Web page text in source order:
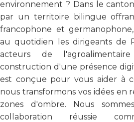
environnement ? Dans le
par un territoire bilingue
francophone et
au quotidien les dirigeants de
acteurs de
construction d'une présence
est conçue pour vous aider à
nous transformons vos idées en
zones d'ombre. Nous
collaboration réussie